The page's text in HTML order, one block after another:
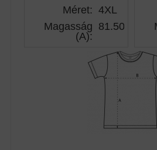
Méret: 4XL
Magasság
(A):
81.50